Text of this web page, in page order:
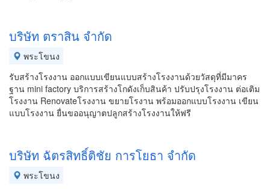
บริษัท ตราสิน จำกัด
พระโขนง
รับสร้างโรงงาน ออกแบบเขียนแบบสร้างโรงงานด้วยวัสดุที่มีมาคร
ฐาน mini factory บริการสร้างโกดังเก็บสินค้า ปรับปรุงโรงงาน ต่อเติม
โรงงาน Renovateโรงงาน ขยายโรงาน พร้อมออกแบบโรงงาน เขียน
แบบโรงงาน ยื่นขออนุญาตปลูกสร้างโรงงานให้ฟรี
บริษัท ฉัตรสิทธิ์ติชัย การโยธา จำกัด
พระโขนง